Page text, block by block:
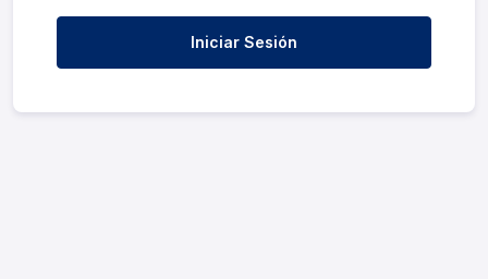
Iniciar Sesión